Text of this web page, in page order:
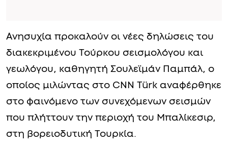
Ανησυχία προκαλούν οι νέες δηλώσεις του
διακεκριμένου Τούρκου σεισμολόγου και
γεωλόγου, καθηγητή Σουλεϊμάν Παμπάλ, ο
οποίος μιλώντας στο CNN Türk αναφέρθηκε
στο φαινόμενο των συνεχόμενων σεισμών
που πλήττουν την περιοχή του Μπαλίκεσιρ,
στη βορειοδυτική Τουρκία.